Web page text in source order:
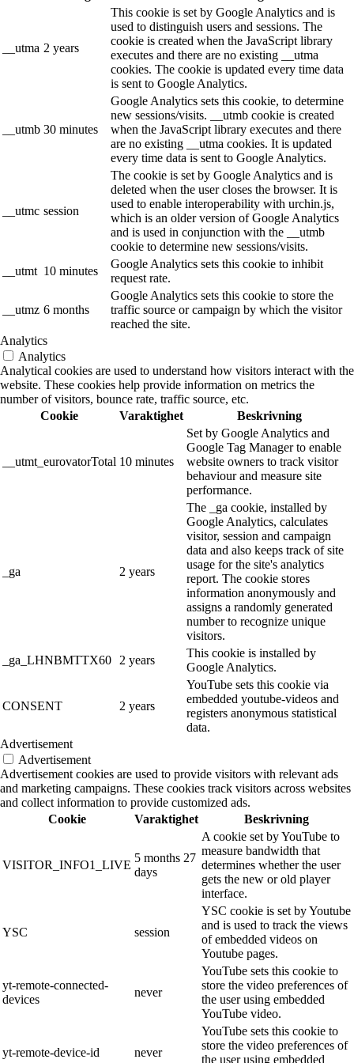
__utma 2 years
This cookie is set by Google Analytics and is
used to distinguish users and sessions. The
cookie is created when the JavaScript library
executes and there are no existing __utma
cookies. The cookie is updated every time data
is sent to Google Analytics.
__utmb 30 minutes
Google Analytics sets this cookie, to determine
new sessions/visits. __utmb cookie is created
when the JavaScript library executes and there
are no existing __utma cookies. It is updated
every time data is sent to Google Analytics.
__utmc session
The cookie is set by Google Analytics and is
deleted when the user closes the browser. It is
used to enable interoperability with urchin.js,
which is an older version of Google Analytics
and is used in conjunction with the __utmb
cookie to determine new sessions/visits.
__utmt 10 minutes
Google Analytics sets this cookie to inhibit
request rate.
__utmz 6 months
Google Analytics sets this cookie to store the
traffic source or campaign by which the visitor
reached the site.
Analytics
Analytics
Analytical cookies are used to understand how visitors interact with the
website. These cookies help provide information on metrics the
number of visitors, bounce rate, traffic source, etc.
Cookie
Varaktighet Beskrivning
__utmt_eurovatorTotal 10 minutes
Set by Google Analytics and
Google Tag Manager to enable
website owners to track visitor
behaviour and measure site
performance.
_ga 2 years
The _ga cookie, installed by
Google Analytics, calculates
visitor, session and campaign
data and also keeps track of site
usage for the site's analytics
report. The cookie stores
information anonymously and
assigns a randomly generated
number to recognize unique
visitors.
_ga_LHNBMTTX60
2 years
This cookie is installed by
Google Analytics.
CONSENT 2 years
YouTube sets this cookie via
embedded youtube-videos and
registers anonymous statistical
data.
Advertisement
Advertisement
Advertisement cookies are used to provide visitors with relevant ads
and marketing campaigns. These cookies track visitors across websites
and collect information to provide customized ads.
Cookie
Varaktighet Beskrivning
VISITOR_INFO1_LIVE
5 months 27
days
A cookie set by YouTube to
measure bandwidth that
determines whether the user
gets the new or old player
interface.
YSC session
YSC cookie is set by Youtube
and is used to track the views
of embedded videos on
Youtube pages.
yt-remote-connected-
devices
never
YouTube sets this cookie to
store the video preferences of
the user using embedded
YouTube video.
yt-remote-device-id never
YouTube sets this cookie to
store the video preferences of
the user using embedded